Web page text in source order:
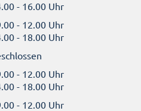
- 16.00 Uhr
- 12.00 Uhr
- 18.00 Uhr
- 12.00 Uhr
- 18.00 Uhr
- 12.00 Uhr